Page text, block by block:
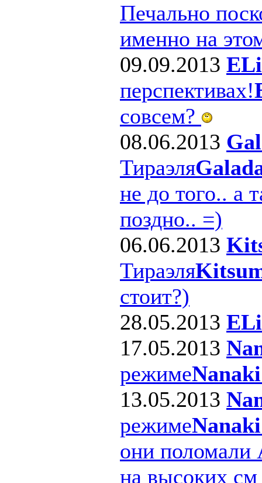
Печально
именно на
09.09.2013 ELi
перспективах!
совсем?
08.06.2013
Тираэля
не до того.. а
поздно.. =)
06.06.2013
Тираэля
стоит?)
28.05.2013 ELi
17.05.2013
режиме
13.05.2013
режиме
они поломали
на высоких